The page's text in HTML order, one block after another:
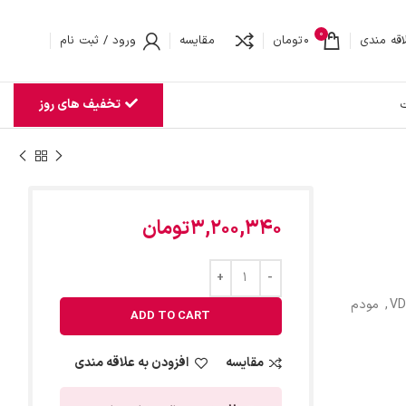
مندی 0
0تومان مقایسه ورود / ثبت نام
تخفیف های روز
, مودم
3,200,340تومان
ADD TO CART
مقایسه افزودن به علاقه مندی